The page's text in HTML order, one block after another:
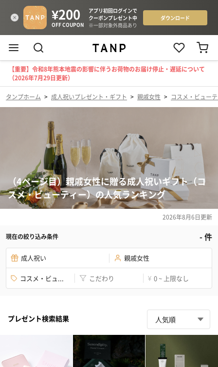
【重要】令和8年熊本地震の影響に伴うお荷物のお届け停止・遅延について
（2026年7月29日更新）
タンプホーム > 成人祝いプレゼント・ギフト > 親戚女性 > コスメ・ビュー
（4ページ目）親戚女性に贈る成人祝いギフト（コ
スメ・ビューティー）の人気ランキング
2026年8月6日更新
現在の絞り込み条件 -件
成人祝い 親戚女性
コスメ・ビュ... こだわり ¥ 0 ~ 上限なし
プレゼント検索結果